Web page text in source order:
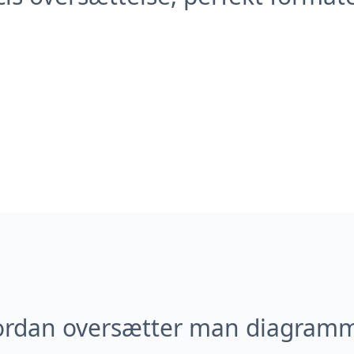
oversætter man